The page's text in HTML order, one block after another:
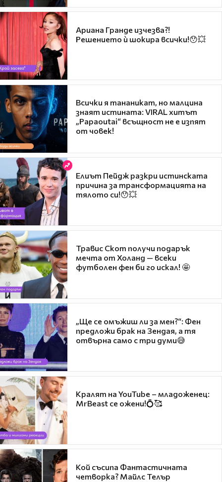
Ариана Гранде изчезва?!
Решението ѝ шокира всички!😯💥
Всички я тананикат, но малцина
знаят истината: VIRAL хитът
„Papaoutai“ всъщност не е изпят
от човек!
Елиът Пейдж разкри истинската
причина за трансформацията на
тялото си!😯💥
Травис Скот получи подарък
мечта от Холанд — всеки
футболен фен би го искал! 🤩
„Ще се омъжиш ли за мен?“: Фен
предложи брак на Зендая, а тя
отвърна само с три думи😅
Кралят на YouTube – младоженец:
MrBeast се ожени!💍🥰
Кой съсипа Фантастичната
четворка? Майлс Телър